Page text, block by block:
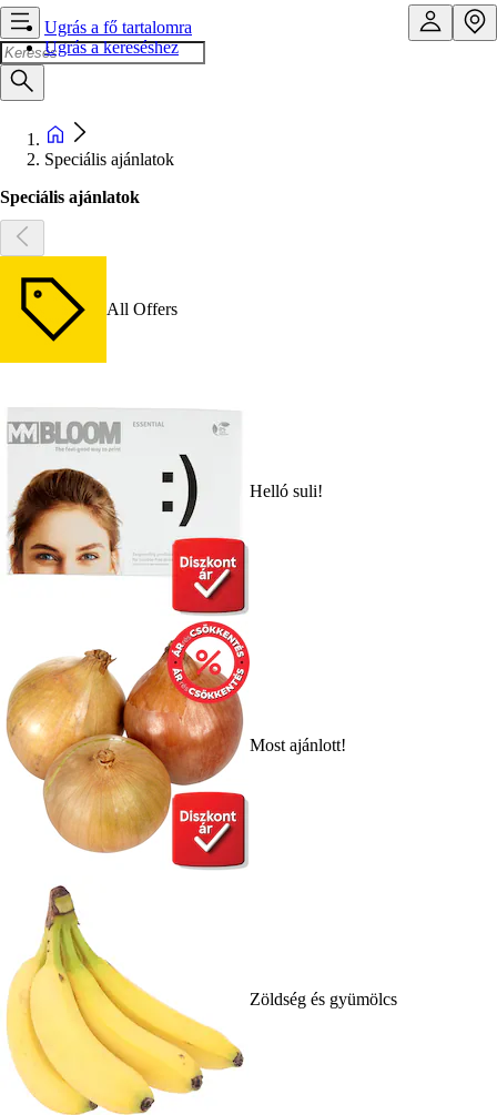
Ugrás a fő tartalomra
Ugrás a kereséshez
Speciális ajánlatok
Speciális ajánlatok
All Offers
Helló suli!
Most ajánlott!
Zöldség és gyümölcs